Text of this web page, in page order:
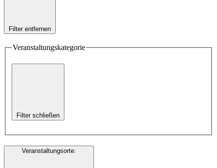
Filter entfernen
Veranstaltungskategorie
Filter schließen
Veranstaltungsorte: